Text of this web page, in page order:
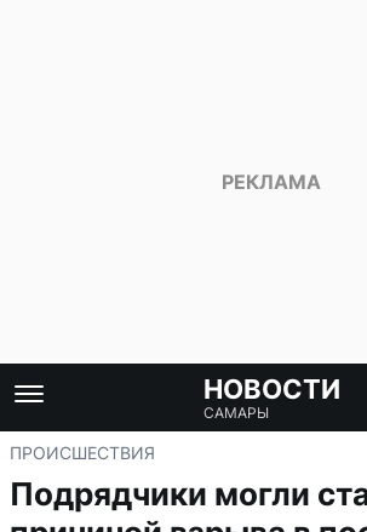
НОВОСТИ
САМАРЫ
ПРОИСШЕСТВИЯ
Подрядчики могли